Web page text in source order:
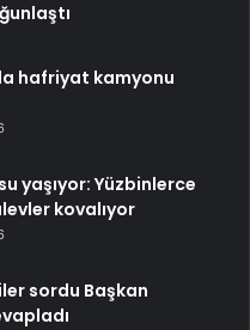
hafriyat kamyonu
yaşıyor: Yüzbinlerce
kovalıyor
sordu Başkan